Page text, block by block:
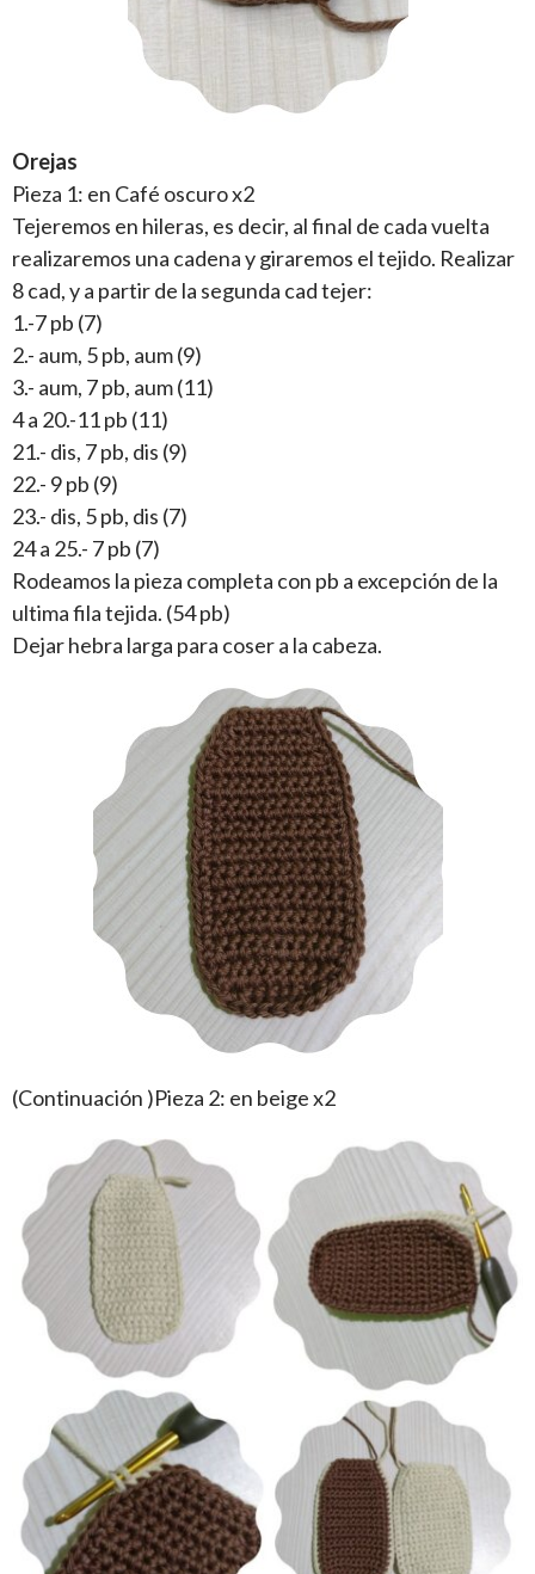
Orejas
Pieza 1: en Café oscuro x2
Tejeremos en hileras, es decir, al final de cada vuelta
realizaremos una cadena y giraremos el tejido. Realizar
8 cad, y a partir de la segunda cad tejer:
1.-7 pb (7)
2.- aum, 5 pb, aum (9)
3.- aum, 7 pb, aum (11)
4 a 20.-11 pb (11)
21.- dis, 7 pb, dis (9)
22.- 9 pb (9)
23.- dis, 5 pb, dis (7)
24 a 25.- 7 pb (7)
Rodeamos la pieza completa con pb a excepción de la
ultima fila tejida. (54 pb)
Dejar hebra larga para coser a la cabeza.
(Continuación )Pieza 2: en beige x2